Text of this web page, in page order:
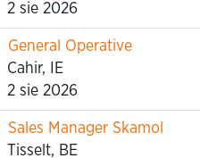
2 sie 2026
General Operative
Cahir, IE
2 sie 2026
Sales Manager Skamol
Tisselt, BE